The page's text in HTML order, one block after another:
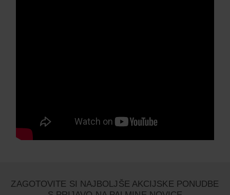
ZAGOTOVITE SI NAJBOLJŠE AKCIJSKE PONUDBE